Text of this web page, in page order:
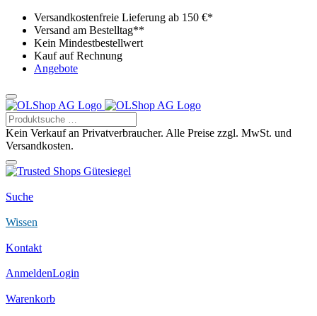
Versandkostenfreie Lieferung ab 150 €*
Versand am Bestelltag**
Kein Mindestbestellwert
Kauf auf Rechnung
Angebote
Kein Verkauf an Privatverbraucher. Alle Preise zzgl. MwSt. und
Versandkosten.
Suche
Wissen
Kontakt
AnmeldenLogin
Warenkorb